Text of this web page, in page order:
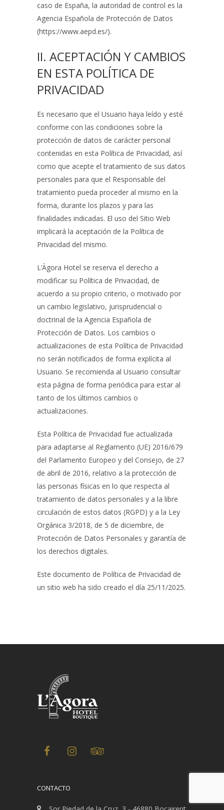
caso de España, la autoridad de control es la
Agencia Española de Protección de Datos
(https://www.aepd.es/).
II. ACEPTACIÓN Y CAMBIOS
EN ESTA POLÍTICA DE
PRIVACIDAD
Es necesario que el Usuario haya leído y esté
conforme con las condiciones sobre la
protección de datos de carácter personal
contenidas en esta Política de Privacidad, así
como que acepte el tratamiento de sus datos
personales para que el Responsable del
tratamiento pueda proceder al mismo en la
forma, durante los plazos y para las
finalidades indicadas. El uso del Sitio Web
implicará la aceptación de la Política de
Privacidad del mismo.
L’Àgora Hotel se reserva el derecho a
modificar su Política de Privacidad, de
acuerdo a su propio criterio, o motivado por
un cambio legislativo, jurisprudencial o
doctrinal de la Agencia Española de
Protección de Datos. Los cambios o
actualizaciones de esta Política de Privacidad
no serán notificados de forma explícita al
Usuario. Se recomienda al Usuario consultar
esta página de forma periódica para estar al
tanto de los últimos cambios o
actualizaciones.
Esta Política de Privacidad fue actualizada
para adaptarse al Reglamento (UE) 2016/679
del Parlamento Europeo y del Consejo, de 27
de abril de 2016, relativo a la protección de
las personas físicas en lo que respecta al
tratamiento de datos personales y a la libre
circulación de estos datos (RGPD) y a la Ley
Orgánica 3/2018, de 5 de diciembre, de
Protección de Datos Personales y garantía de
los derechos digitales.
Este documento de Política de Privacidad de
un sitio web ha sido creado el día 25/11/2025.
CONTACTO